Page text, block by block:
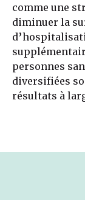
comme une
diminuer la
personnes
diversifiées
résultats à